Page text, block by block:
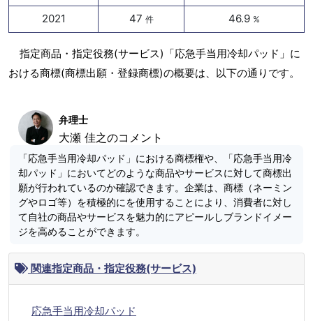
2021 47 件 46.9 %
指定商品・指定役務(サービス)「応急手当用冷却パッド」に
おける商標(商標出願・登録商標)の概要は、以下の通りです。
弁理士
大瀬 佳之のコメント
「応急手当用冷却パッド」における商標権や、「応急手当用冷
却パッド」においてどのような商品やサービスに対して商標出
願が行われているのか確認できます。企業は、商標（ネーミン
グやロゴ等）を積極的にを使用することにより、消費者に対し
て自社の商品やサービスを魅力的にアピールしブランドイメー
ジを高めることができます。
関連指定商品・指定役務(サービス)
応急手当用冷却パッド